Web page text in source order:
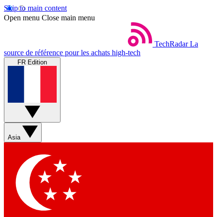
Skip to main content
Open menu Close main menu
TechRadar La
source de référence pour les achats high-tech
FR Edition
Asia